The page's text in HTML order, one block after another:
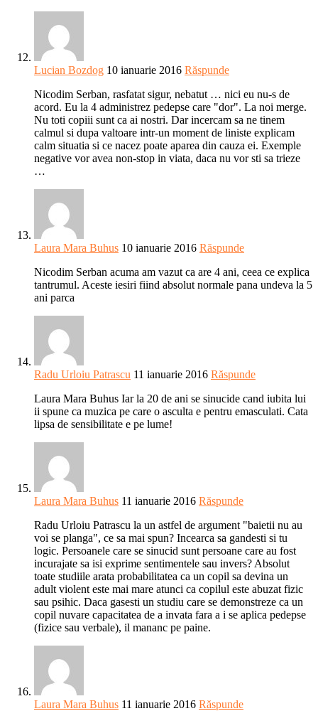
Lucian Bozdog 10 ianuarie 2016 Răspunde
Nicodim Serban, rasfatat sigur, nebatut … nici eu nu-s de
acord. Eu la 4 administrez pedepse care "dor". La noi merge.
Nu toti copiii sunt ca ai nostri. Dar incercam sa ne tinem
calmul si dupa valtoare intr-un moment de liniste explicam
calm situatia si ce nacez poate aparea din cauza ei. Exemple
negative vor avea non-stop in viata, daca nu vor sti sa trieze
…
Laura Mara Buhus 10 ianuarie 2016 Răspunde
Nicodim Serban acuma am vazut ca are 4 ani, ceea ce explica
tantrumul. Aceste iesiri fiind absolut normale pana undeva la 5
ani parca
Radu Urloiu Patrascu 11 ianuarie 2016 Răspunde
Laura Mara Buhus Iar la 20 de ani se sinucide cand iubita lui
ii spune ca muzica pe care o asculta e pentru emasculati. Cata
lipsa de sensibilitate e pe lume!
Laura Mara Buhus 11 ianuarie 2016 Răspunde
Radu Urloiu Patrascu la un astfel de argument "baietii nu au
voi se planga", ce sa mai spun? Incearca sa gandesti si tu
logic. Persoanele care se sinucid sunt persoane care au fost
incurajate sa isi exprime sentimentele sau invers? Absolut
toate studiile arata probabilitatea ca un copil sa devina un
adult violent este mai mare atunci ca copilul este abuzat fizic
sau psihic. Daca gasesti un studiu care se demonstreze ca un
copil nuvare capacitatea de a invata fara a i se aplica pedepse
(fizice sau verbale), il mananc pe paine.
Laura Mara Buhus 11 ianuarie 2016 Răspunde